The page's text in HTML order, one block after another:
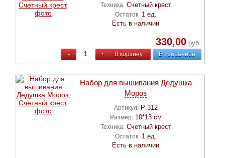
Техника: Счетный крест
Остаток: 1 ед.
Есть в наличии
330,00руб.
- + В корзину В избранное
Набор для вышивания Дедушка
Мороз
Артикул: Р-312
Размер: 10*13 см
Техника: Счетный крест
Остаток: 1 ед.
Есть в наличии